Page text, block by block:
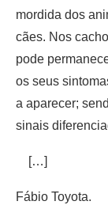
mordida dos
cães. Nos
pode
os seus
a aparecer;
sinais
[…]
Fábio Toyota.